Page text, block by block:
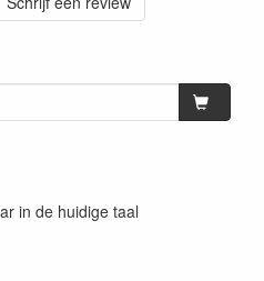
in de huidige taal